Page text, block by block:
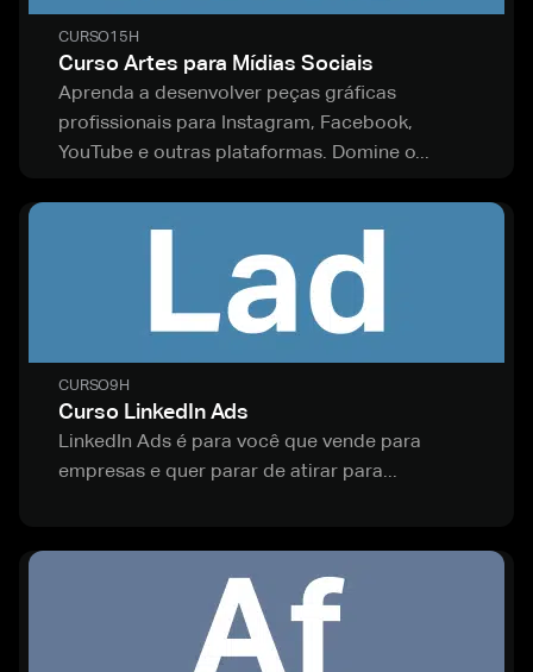
CURSO15H
Curso Artes para Mídias Sociais
Aprenda a desenvolver peças gráficas
profissionais para Instagram, Facebook,
YouTube e outras plataformas. Domine o...
CURSO9H
Curso LinkedIn Ads
LinkedIn Ads é para você que vende para
empresas e quer parar de atirar para...